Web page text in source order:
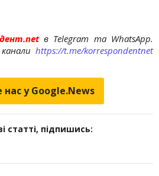
в Telegram та WhatsApp.
https://t.me/korrespondentnet
у Google.News
статті, підпишись: